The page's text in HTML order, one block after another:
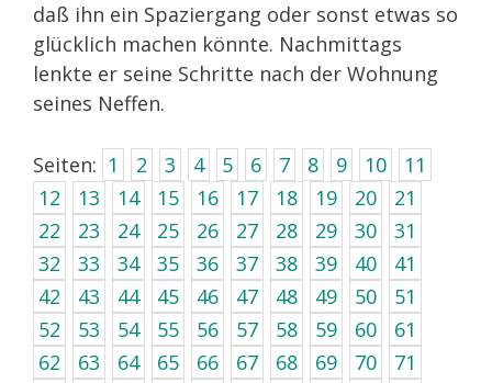
daß ihn ein Spaziergang oder sonst etwas so
glücklich machen könnte. Nachmittags
lenkte er seine Schritte nach der Wohnung
seines Neffen.
Seiten: 1 2 3 4 5 6 7 8 9 10
11
12
13 14 15 16 17 18 19 20
21
22
23 24 25 26 27 28 29 30
31
32
33 34 35 36 37 38 39 40
41
42
43 44 45 46 47 48 49 50
51
52
53 54 55 56 57 58 59 60
61
62
63 64 65 66 67 68 69 70
71